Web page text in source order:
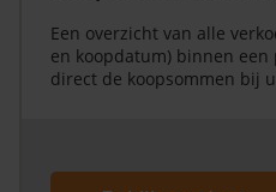
Een overzicht van alle
en koopdatum) binnen een
direct de koopsommen bij